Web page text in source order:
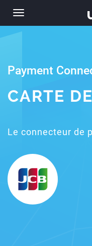
Toggle
navigation
Payment
CARTE
Le connecteur de